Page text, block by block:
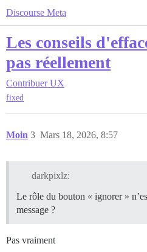
Discourse Meta
Les conseils
pas réellement
Contribuer UX
fixed
Moin Mars 18, 2026, 8:57
3
darkpixlz:
Le rôle du bouton « ignorer »
message ?
Pas vraiment